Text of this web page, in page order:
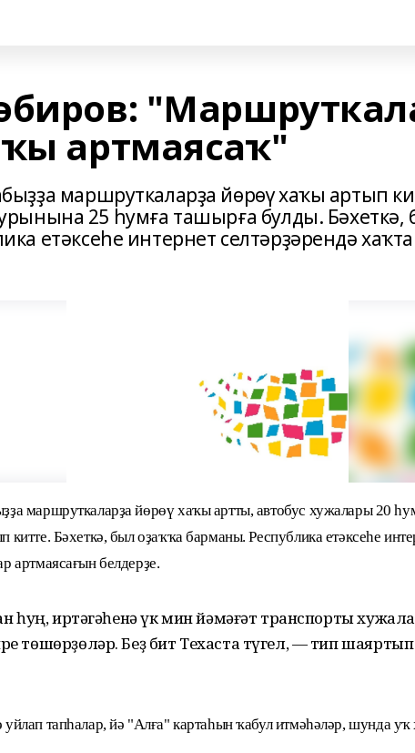
артмаясаҡ"
маршруткаларҙа йөрөү хаҡы артып
25 һумға ташырға булды. Бәхеткә,
етәксеһе интернет селтәрҙәрендә
маршруткаларҙа йөрөү хаҡы артты, автобус хужалары 20
китте. Бәхеткә, был оҙаҡҡа барманы. Республика етәксеһе
артмаясағын белдерҙе.
һуң, иртәгәһенә үк мин йәмәғәт транспорты
төшөрҙөләр. Беҙ бит Техаста түгел, — тип
тапһалар, йә "Алға" картаһын ҡабул итмәһәләр, шунда уҡ